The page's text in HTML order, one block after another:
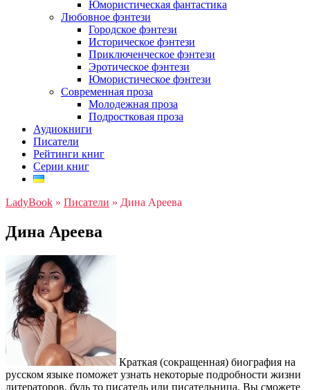
Юмористическая фантастика
Любовное фэнтези
Городское фэнтези
Историческое фэнтези
Приключенческое фэнтези
Эротическое фэнтези
Юмористическое фэнтези
Современная проза
Молодежная проза
Подростковая проза
Аудиокниги
Писатели
Рейтинги книг
Серии книг
LadyBook » Писатели » Дина Ареева
Дина Ареева
Краткая (сокращенная) биография на
русском языке поможет узнать некоторые подробности жизни
литераторов, будь то писатель или писательница. Вы сможете